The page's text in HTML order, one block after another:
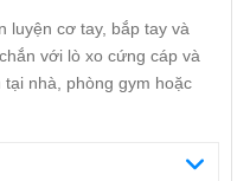
luyện cơ tay, bắp tay và
với lò xo cứng cáp và
nhà, phòng gym hoặc